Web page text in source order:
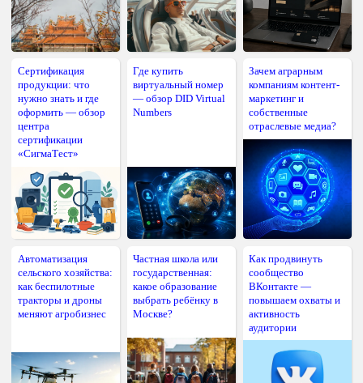
Сертификация
продукции: что
нужно знать и где
оформить — обзор
центра
сертификации
«СигмаТест»
Где купить
виртуальный номер
— обзор DID Virtual
Numbers
Зачем аграрным
компаниям контент-
маркетинг и
собственные
отраслевые медиа?
Автоматизация
сельского хозяйства:
как беспилотные
тракторы и дроны
меняют агробизнес
Частная школа или
государственная:
какое образование
выбрать ребёнку в
Москве?
Как продвинуть
сообщество
ВКонтакте —
повышаем охваты и
активность
аудитории